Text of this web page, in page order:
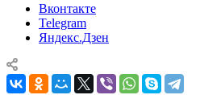
Вконтакте
Telegram
Яндекс.Дзен